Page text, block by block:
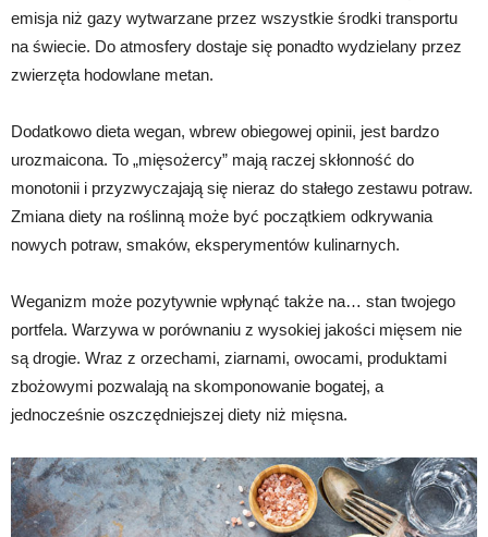
emisja niż gazy wytwarzane przez wszystkie środki transportu
na świecie. Do atmosfery dostaje się ponadto wydzielany przez
zwierzęta hodowlane metan.
Dodatkowo dieta wegan, wbrew obiegowej opinii, jest bardzo
urozmaicona. To „mięsożercy” mają raczej skłonność do
monotonii i przyzwyczajają się nieraz do stałego zestawu potraw.
Zmiana diety na roślinną może być początkiem odkrywania
nowych potraw, smaków, eksperymentów kulinarnych.
Weganizm może pozytywnie wpłynąć także na… stan twojego
portfela. Warzywa w porównaniu z wysokiej jakości mięsem nie
są drogie. Wraz z orzechami, ziarnami, owocami, produktami
zbożowymi pozwalają na skomponowanie bogatej, a
jednocześnie oszczędniejszej diety niż mięsna.